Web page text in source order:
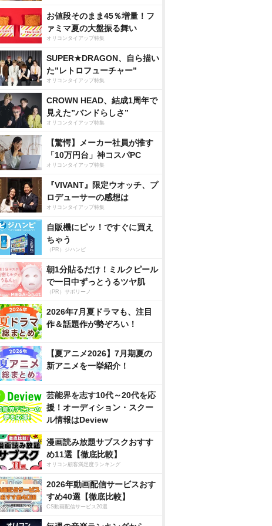
お値段そのまま45％増量！フ
ァミマ夏の大盤振る舞い
オリコンタイアップ特集
SUPER★DRAGON、自ら描い
た”レトロフューチャー”
オリコンタイアップ特集
CROWN HEAD、結成1周年で
見えた”バンドらしさ”
オリコンタイアップ特集
【驚愕】メーカー社員が推す
「10万円台」神コスパPC
オリコンタイアップ特集
『VIVANT』限定ウオッチ、プ
ロデューサーの感想は
オリコンタイアップ特集
自販機にピッ！ですぐに買え
ちゃう
（PR）ジハンピ
朝1分貼るだけ！ミルクピール
で一日中ずっとうるツヤ肌
（PR）サボリーノ
2026年7月夏ドラマも、注目
作＆話題作が勢ぞろい！
【夏アニメ2026】7月期夏の
新アニメを一挙紹介！
芸能界を志す10代～20代を応
援！オーディション・スクー
ル情報はDeview
漫画読み放題サブスクおすす
め11選【徹底比較】
オリコン顧客満足度ランキング
2026年動画配信サービスおす
すめ40選【徹底比較】
CS動画配信サービス20選